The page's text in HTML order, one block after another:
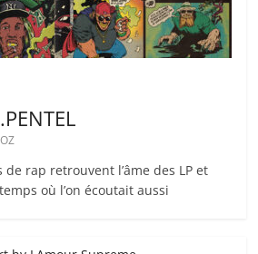
rap retrouvent l’âme des LP et
où l’on écoutait aussi